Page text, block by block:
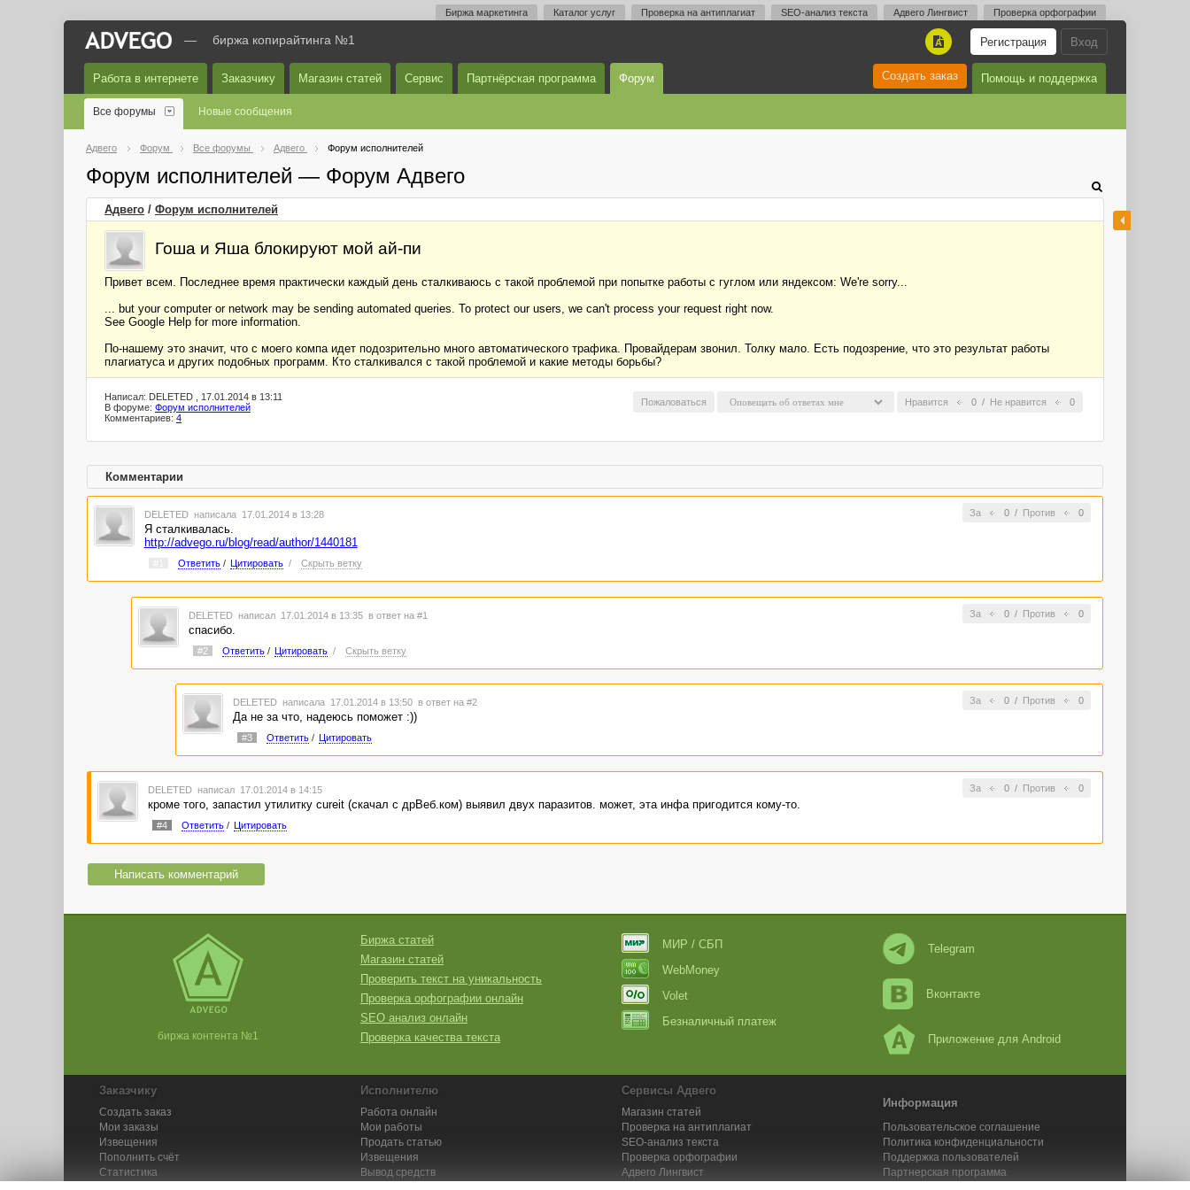
Биржа маркетинга Каталог услуг Проверка на антиплагиат SEO-анализ текста Адвего Лингвист Проверка орфографии
Вход
Регистрация
A
— биржа копирайтинга №1
Работа в интернете Заказчику Магазин статей Сервис Партнёрская программа Форум Помощь и поддержка
Создать заказ
Все форумы Новые сообщения
Адвего Форум Все форумы Адвего Форум исполнителей
Форум исполнителей — Форум Адвего
Адвего / Форум исполнителей
Гоша и Яша блокируют мой ай-пи
Привет всем. Последнее время практически каждый день сталкиваюсь с такой проблемой при попытке работы с гуглом или яндексом: We're sorry...
... but your computer or network may be sending automated queries. To protect our users, we can't process your request right now.
See Google Help for more information.
По-нашему это значит, что с моего компа идет подозрительно много автоматического трафика. Провайдерам звонил. Толку мало. Есть подозрение, что это результат работы
плагиатуса и других подобных программ. Кто сталкивался с такой проблемой и какие методы борьбы?
Нравится 0 / Не нравится 0
Пожаловаться
Написал: DELETED , 17.01.2014 в 13:11
В форуме: Форум исполнителей
Комментариев: 4
Комментарии
За 0/ Против 0
DELETED написала 17.01.2014 в 13:28
Я сталкивалась.
http://advego.ru/blog/read/author/1440181
Ответить/ Цитировать / Скрыть ветку
За 0/ Против 0
DELETED написал 17.01.2014 в 13:35 в ответ на #1
спасибо.
#2 Ответить/ Цитировать / Скрыть ветку
За 0/ Против 0
DELETED написала 17.01.2014 в 13:50 в ответ на #2
Да не за что, надеюсь поможет :))
#3 Ответить/ Цитировать
За 0/ Против 0
DELETED написал 17.01.2014 в 14:15
кроме того, запастил утилитку cureit (скачал с дрВеб.ком) выявил двух паразитов. может, эта инфа пригодится кому-то.
#4 Ответить/ Цитировать
Написать комментарий
биржа контента №1
Биржа статей
Магазин статей
Проверить текст на уникальность
Проверка орфографии онлайн
SEO анализ онлайн
Проверка качества текста
МИР / СБП
WebMoney
Volet
Безналичный платеж
Telegram
Вконтакте
Приложение для Android
Заказчику
Создать заказ
Мои заказы
Извещения
Пополнить счёт
Статистика
Исполнителю
Работа онлайн
Мои работы
Продать статью
Извещения
Вывод средств
Сервисы Адвего
Магазин статей
Проверка на антиплагиат
SEO-анализ текста
Проверка орфографии
Адвего Лингвист
Информация
Пользовательское соглашение
Политика конфиденциальности
Поддержка пользователей
Партнерская программа